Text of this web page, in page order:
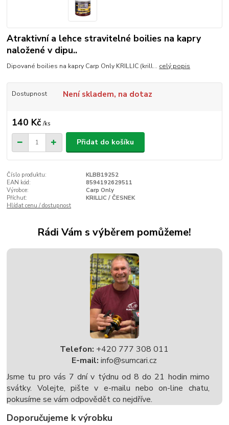
Atraktivní a lehce stravitelné boilies na kapry
naložené v dipu..
Dipované boilies na kapry Carp Only KRILLIC (krill... celý popis
Dostupnost Není skladem, na dotaz
140 Kč /ks
Přidat do košíku
Číslo produktu:
KLBB19252
EAN kód:
8594192629511
Výrobce:
Carp Only
Příchuť:
KRILLIC / ČESNEK
Hlídat cenu / dostupnost
Rádi Vám s výběrem pomůžeme!
Telefon: +420 777 308 011
E-mail: info@sumcari.cz
Jsme tu pro vás 7 dní v týdnu od 8 do 21 hodin mimo
svátky. Volejte, pište v e-mailu nebo on-line chatu,
pokusíme se vám odpovědět co nejdříve.
Doporučujeme k výrobku